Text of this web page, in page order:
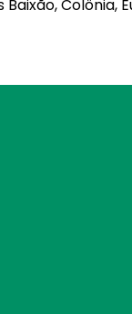
Colônia,